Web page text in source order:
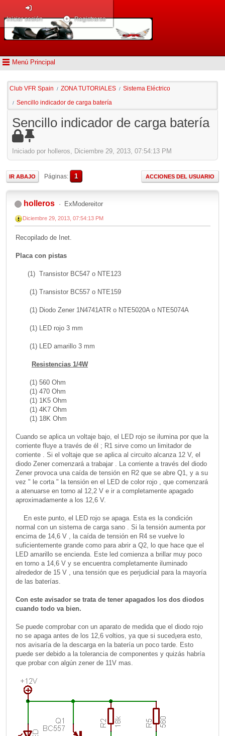
Menú Principal
Iniciar sesión Registrarse
Club VFR Spain / ZONA TUTORIALES / Sistema Eléctrico
/ Sencillo indicador de carga batería
Sencillo indicador de carga batería
Iniciado por holleros, Diciembre 29, 2013, 07:54:13 PM
IR ABAJO Páginas 1 ACCIONES DEL USUARIO
holleros ExModereitor
Diciembre 29, 2013, 07:54:13 PM
Recopilado de Inet.
Placa con pistas
(1) Transistor BC547 o NTE123
(1) Transistor BC557 o NTE159
(1) Diodo Zener 1N4741ATR o NTE5020A o NTE5074A
(1) LED rojo 3 mm
(1) LED amarillo 3 mm
Resistencias 1/4W
(1) 560 Ohm
(1) 470 Ohm
(1) 1K5 Ohm
(1) 4K7 Ohm
(1) 18K Ohm
Cuando se aplica un voltaje bajo, el LED rojo se ilumina por que la
corriente fluye a través de él ; R1 sirve como un limitador de
corriente . Si el voltaje que se aplica al circuito alcanza 12 V, el
diodo Zener comenzará a trabajar . La corriente a través del diodo
Zener provoca una caída de tensión en R2 que se abre Q1, y a su
vez " le corta " la tensión en el LED de color rojo , que comenzará
a atenuarse en torno al 12,2 V e ir a completamente apagado
aproximadamente a los 12,6 V.
En este punto, el LED rojo se apaga. Esta es la condición
normal con un sistema de carga sano . Si la tensión aumenta por
encima de 14,6 V , la caída de tensión en R4 se vuelve lo
suficientemente grande como para abrir a Q2, lo que hace que el
LED amarillo se encienda. Este led comienza a brillar muy poco
en torno a 14,6 V y se encuentra completamente iluminado
alrededor de 15 V , una tensión que es perjudicial para la mayoría
de las baterías.
Con este avisador se trata de tener apagados los dos diodos
cuando todo va bien.
Se puede comprobar con un aparato de medida que el diodo rojo
no se apaga antes de los 12,6 voltios, ya que si suced¡era esto,
nos avisaría de la descarga en la batería un poco tarde. Esto
puede ser debido a la tolerancia de componentes y quizás habría
que probar con algún zener de 11V mas.